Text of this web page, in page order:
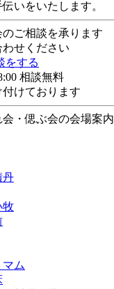
いをいたします。
ご相談を承ります
せください
をする
相談無料
けております
・偲ぶ会の会場案内
丹
牧
ム